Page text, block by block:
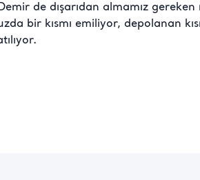
de dışarıdan almamız
bir kısmı emiliyor, depolanan